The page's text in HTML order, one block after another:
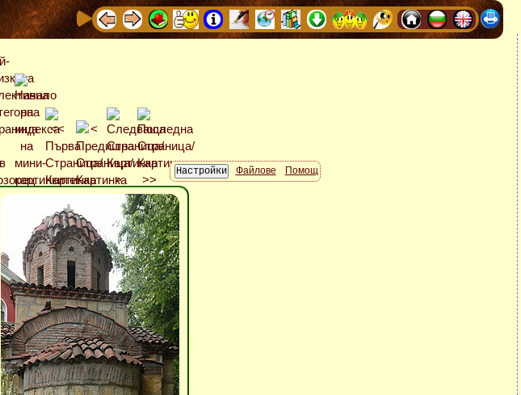
Файлове Помощ